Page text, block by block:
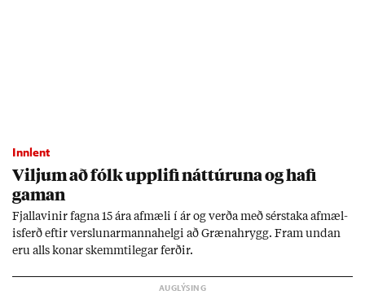
Innlent
Vilj­um að fólk upp­lifi nátt­úr­una og hafi
gam­an
Fjalla­vin­ir fagna 15 ára af­mæli í ár og verða með sér­staka af­mæl­
is­ferð eft­ir versl­un­ar­manna­helgi að Græna­hrygg. Fram und­an
eru alls kon­ar skemmti­leg­ar ferð­ir.